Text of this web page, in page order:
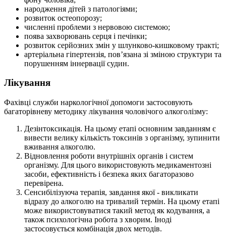
народження дітей з патологіями;
розвиток остеопорозу;
численні проблеми з нервовою системою;
поява захворювань серця і печінки;
розвиток серйозних змін у шлунково-кишковому тракті;
артеріальна гіпертензія, пов’язана зі зміною структури та
порушенням іннервації судин.
Лікування
Фахівці служби наркологічної допомоги застосовують
багаторівневу методику лікування чоловічого алкоголізму:
Дезінтоксикація. На цьому етапі основним завданням є
вивести велику кількість токсинів з організму, зупинити
вживання алкоголю.
Відновлення роботи внутрішніх органів і систем
організму. Для цього використовують медикаментозні
засоби, ефективність і безпека яких багаторазово
перевірена.
Сенсибілізуюча терапія, завдання якої - викликати
відразу до алкоголю на тривалий термін. На цьому етапі
може використовуватися такий метод як кодування, а
також психологічна робота з хворим. Іноді
застосовується комбінація двох методів.